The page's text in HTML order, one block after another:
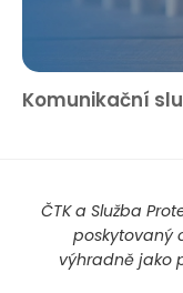
Komunikační
ČTK a Služba
poskytovaný
výhradně jako